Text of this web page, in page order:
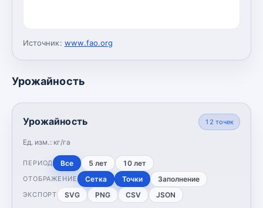
Источник: www.fao.org
Урожайность
Урожайность
Ед. изм.: кг/га
12 точек
ПЕРИОД Все 5 лет 10 лет
ОТОБРАЖЕНИЕ Сетка Точки Заполнение
ЭКСПОРТ SVG PNG CSV JSON